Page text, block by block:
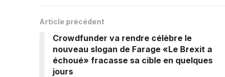
Article précédent
Crowdfunder va rendre célèbre le
nouveau slogan de Farage «Le Brexit a
échoué» fracasse sa cible en quelques
jours